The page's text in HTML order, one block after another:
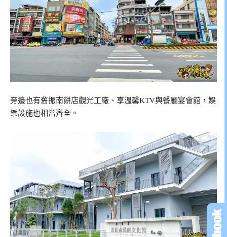
旁邊也有舊振南餅店觀光工廠、享溫馨KTV與餐廳宴會館，娛
樂設施也相當齊全。